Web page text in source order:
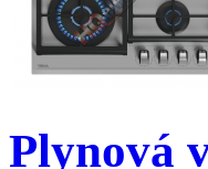
Plynová